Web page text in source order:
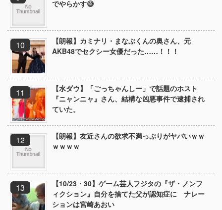
でやらかす😅
【朗報】カミナリ・まなぶくんの奥さん、元
AKB48でセクシー女優だった……！！！
【水ダウ】「ごっちゃんしー」で話題のホスト
『ニャンニャ』さん、結構な凶悪事件で逮捕され
ていた。
【朗報】友近さんの欲求不満っぷりがヤバいｗｗ
ｗｗｗｗ
【10/23・30】ゲーム芸人フジタの『ザ・ノンフ
ィクション』自分を捨てた父が認知症に ナレー
ションは宮崎あおい